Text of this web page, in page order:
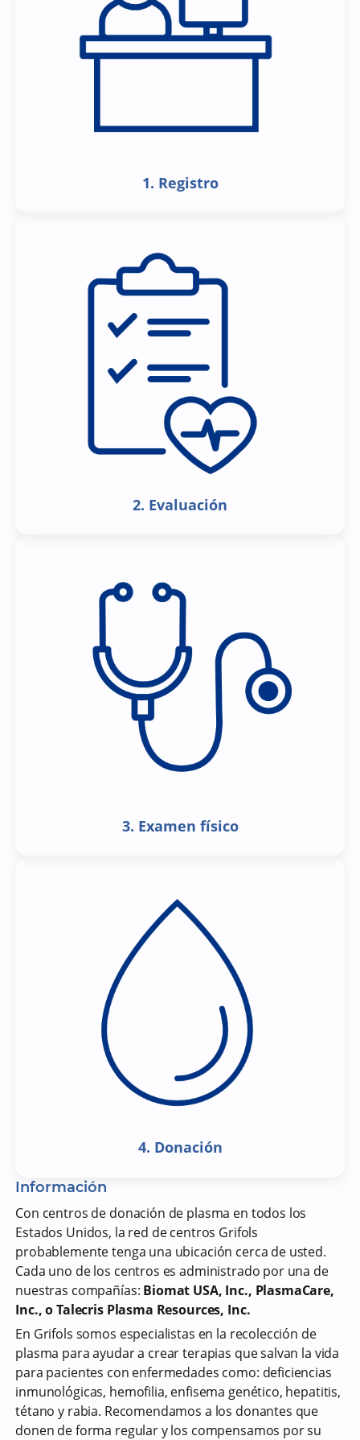
1. Registro
2. Evaluación
3. Examen físico
4. Donación
Información
Con centros de donación de plasma en todos los
Estados Unidos, la red de centros Grifols
probablemente tenga una ubicación cerca de usted.
Cada uno de los centros es administrado por una de
nuestras compañías: Biomat USA, Inc., PlasmaCare,
Inc., o Talecris Plasma Resources, Inc.
En Grifols somos especialistas en la recolección de
plasma para ayudar a crear terapias que salvan la vida
para pacientes con enfermedades como: deficiencias
inmunológicas, hemofilia, enfisema genético, hepatitis,
tétano y rabia. Recomendamos a los donantes que
donen de forma regular y los compensamos por su